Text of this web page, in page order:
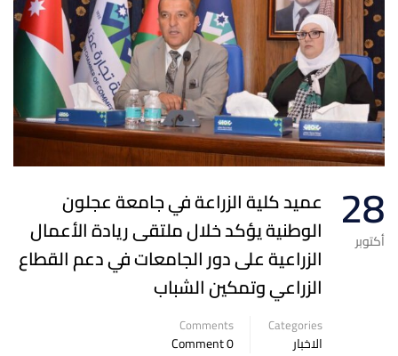
28
أكتوبر
عميد كلية الزراعة في جامعة عجلون
الوطنية يؤكد خلال ملتقى ريادة الأعمال
الزراعية على دور الجامعات في دعم القطاع
الزراعي وتمكين الشباب
Categories
الاخبار
Comments
0 Comment